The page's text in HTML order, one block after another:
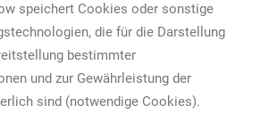
speichert Cookies oder sonstige
die für die Darstellung
bestimmter
und zur Gewährleistung der
sind (notwendige Cookies).